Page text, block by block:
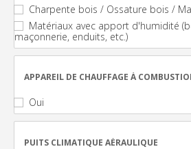
Charpente bois / Ossature bois /
Matériaux avec apport d'humidité
maçonnerie, enduits, etc.)
APPAREIL DE CHAUFFAGE À
Oui
PUITS CLIMATIQUE AÉRAULIQUE